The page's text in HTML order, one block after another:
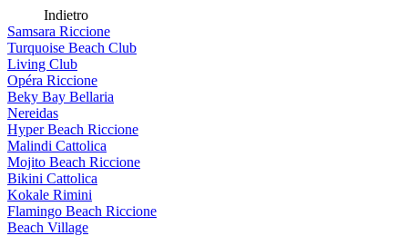
Indietro
Samsara Riccione
Turquoise Beach Club
Living Club
Opéra Riccione
Beky Bay Bellaria
Nereidas
Hyper Beach Riccione
Malindi Cattolica
Mojito Beach Riccione
Bikini Cattolica
Kokale Rimini
Flamingo Beach Riccione
Beach Village